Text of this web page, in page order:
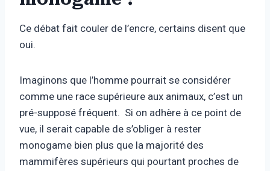
Ce débat fait couler de l’encre, certains disent que
oui.
Imaginons que l’homme pourrait se considérer
comme une race supérieure aux animaux, c’est un
pré-supposé fréquent. Si on adhère à ce point de
vue, il serait capable de s’obliger à rester
monogame bien plus que la majorité des
mammifères supérieurs qui pourtant proches de